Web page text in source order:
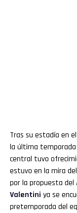
Tras su estadía en
la última temporada
central tuvo
estuvo en la mira
por la propuesta del
Valentini ya se
pretemporada del